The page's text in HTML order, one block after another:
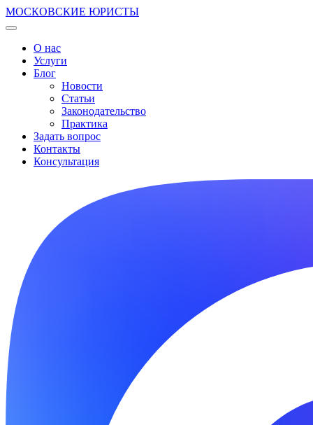
МОСКОВСКИЕ ЮРИСТЫ
О нас
Услуги
Блог
Новости
Статьи
Законодательство
Практика
Задать вопрос
Контакты
Консультация